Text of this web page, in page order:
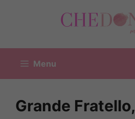
Menu
Grande Fratello,